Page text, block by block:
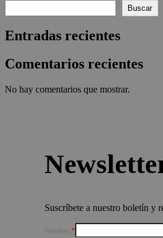
Buscar
Entradas recientes
Comentarios recientes
No hay comentarios que mostrar.
Suscríbete a nuestro boletín y
Nombre*